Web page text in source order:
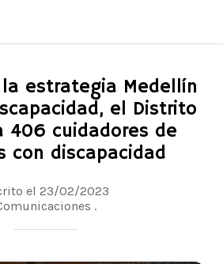
estrategia Medellín
el Distrito
406 cuidadores de
con discapacidad
el 23/02/2023
.